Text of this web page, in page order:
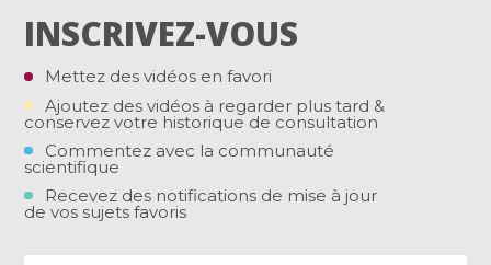
INSCRIVEZ-VOUS
Mettez des vidéos en favori
Ajoutez des vidéos à regarder plus tard &
conservez votre historique de consultation
Commentez avec la communauté
scientifique
Recevez des notifications de mise à jour
de vos sujets favoris